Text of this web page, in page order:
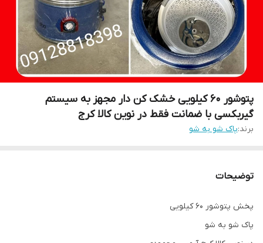
پتوشور ۶۰ کیلویی خشک کن دار مجهز به سیستم
گیربکسی با ضمانت فقط در نوین کالا کرج
برند:پاک شو به شو
توضیحات
پخش پتوشور ۶۰ کیلویی
پاک شو به شو